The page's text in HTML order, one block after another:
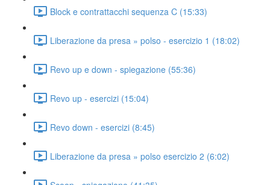
Block e contrattacchi sequenza C (15:33)
Liberazione da presa » polso - esercizio 1 (18:02)
Revo up e down - spiegazione (55:36)
Revo up - esercizi (15:04)
Revo down - esercizi (8:45)
Liberazione da presa » polso esercizio 2 (6:02)